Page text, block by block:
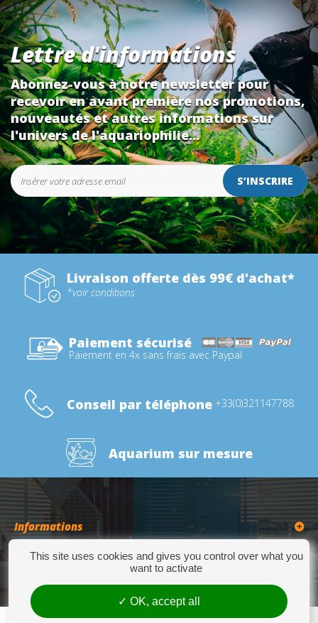
Lettre d'informations
Abonnez-vous à notre newsletter pour
recevoir en avant première nos promotions,
nouveautés et autres informations sur
l'univers de l'aquariophilie...
S’INSCRIRE
Livraison offerte dès 99€ d'achat*
*voir conditions
Paiement sécurisé
Paiement en 4x sans frais avec Paypal
Conseil par téléphone +33(0)321147788
Aquarium sur mesure
Informations
Catégories
This site uses cookies and gives you control over what you
want to activate
OK, accept all